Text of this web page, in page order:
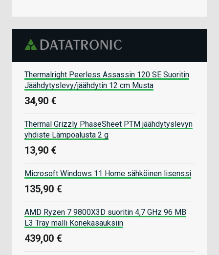
Thermalright Peerless Assassin 120 SE Suoritin
Jäähdytyslevy/jäähdytin 12 cm Musta
34,90 €
Thermal Grizzly PhaseSheet PTM jäähdytyslevyn
yhdiste Lämpöalusta 2 g
13,90 €
Microsoft Windows 11 Home sähköinen lisenssi
135,90 €
AMD Ryzen 7 9800X3D suoritin 4,7 GHz 96 MB
L3 Tray malli Konekasauksiin
439,00 €